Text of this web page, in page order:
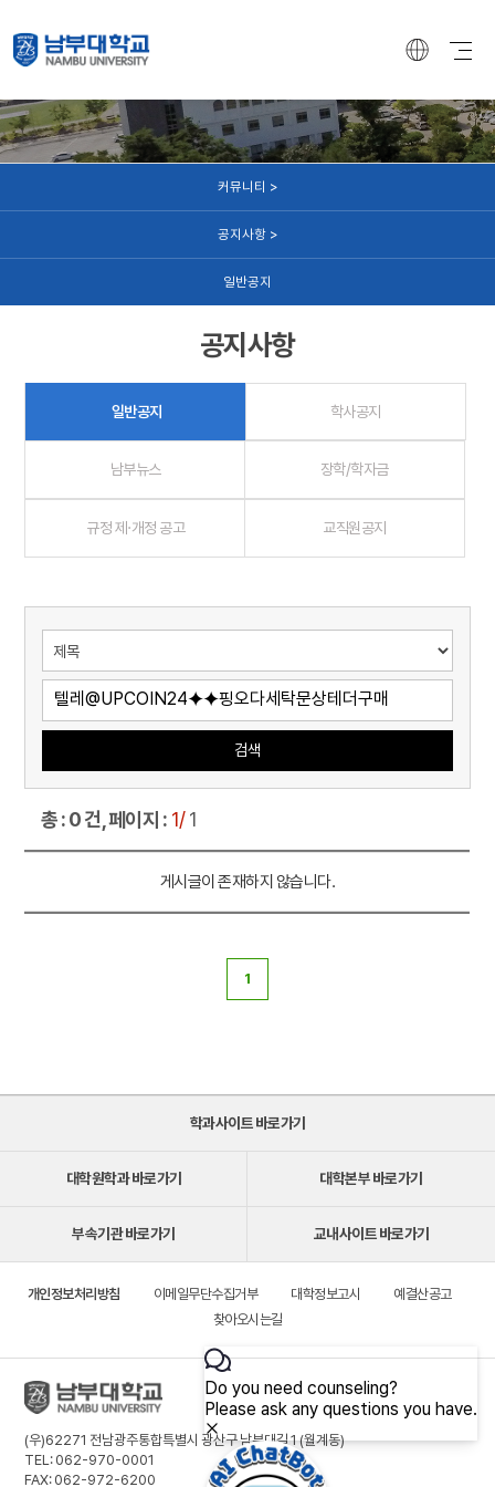
커뮤니티 >
공지사항 >
일반공지
공지사항
일반공지 학사공지
남부뉴스 장학/학자금
규정 제·개정 공고 교직원공지
검색
총 : 0 건, 페이지 : 1/1
게시글이 존재하지 않습니다.
1
학과사이트 바로가기
대학원학과 바로가기 대학본부 바로가기
부속기관 바로가기 교내사이트 바로가기
개인정보처리방침 이메일무단수집거부 대학정보고시
예결산공고
찾아오시는길
(우)62271 전남광주통합특별시 광산구 남부대길 1 (월계동)
TEL: 062-970-0001
FAX: 062-972-6200